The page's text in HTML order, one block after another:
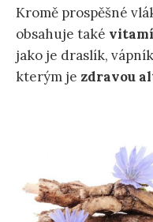
Kromě prospěšné
obsahuje také
jako je draslík,
kterým je zdravou